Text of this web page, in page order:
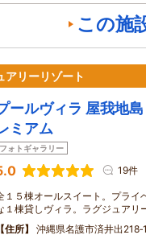
この施
アリーリゾート
ールヴィラ 屋我地
ミアム
フォトギャラリー
19件
１５棟オールスイート。プライ
１棟貸しヴィラ。ラグジュアリ
住所
沖縄県名護市済井出